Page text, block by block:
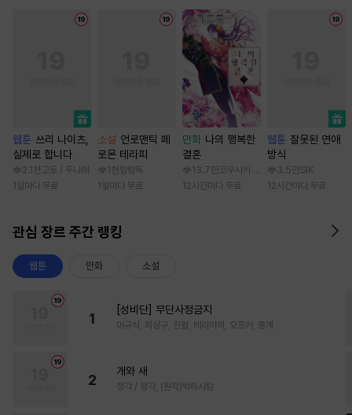
웹툰 쓰리 나이츠,
실제로 합니다
2.1천 고토 / 두나래
1일마다 무료
소설 언로맨틱 페
로몬 테라피
1천 망랑독
1일마다 무료
만화 나의 행복한
결혼
13.7만 코우사카 리토 / 아기토기 아쿠미
12시간마다 무료
웹툰 잘못된 연애
방식
3.5만 SIK
12시간마다 무료
관심 장르 주간 랭킹
웹툰 만화 소설
1
[성비단] 무단사정금지
마규식, 피상구, 진월, 테리야끼, 오프카, 뚱개
2
개와 새
정각 / 정각, (원작)박하사탕